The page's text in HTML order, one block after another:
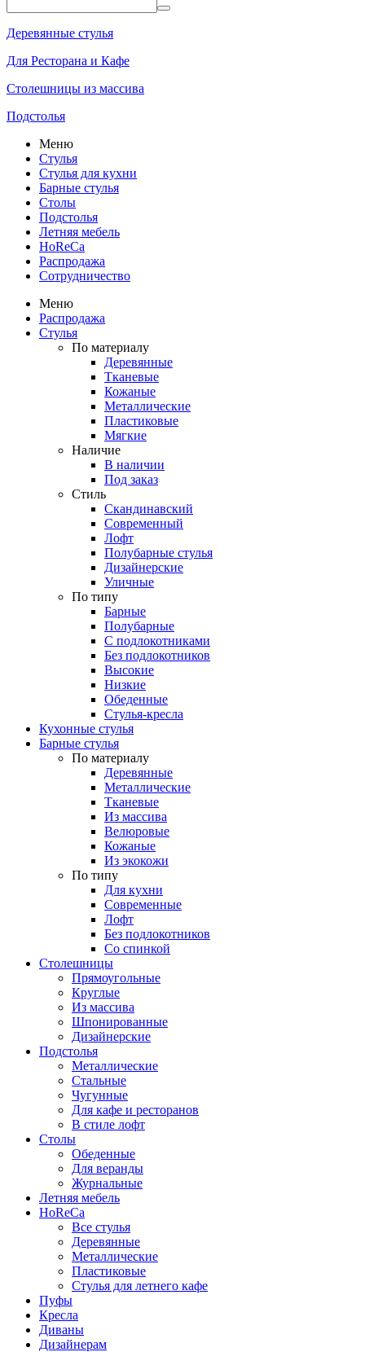
Деревянные стулья
Для Ресторана и Кафе
Столешницы из массива
Подстолья
Меню
Стулья
Стулья для кухни
Барные стулья
Столы
Подстолья
Летняя мебель
HoReCa
Распродажа
Сотрудничество
Меню
Распродажа
Стулья
По материалу
Деревянные
Тканевые
Кожаные
Металлические
Пластиковые
Мягкие
Наличие
В наличии
Под заказ
Стиль
Скандинавский
Современный
Лофт
Полубарные стулья
Дизайнерские
Уличные
По типу
Барные
Полубарные
С подлокотниками
Без подлокотников
Высокие
Низкие
Обеденные
Стулья-кресла
Кухонные стулья
Барные стулья
По материалу
Деревянные
Металлические
Тканевые
Из массива
Велюровые
Кожаные
Из экокожи
По типу
Для кухни
Современные
Лофт
Без подлокотников
Со спинкой
Столешницы
Прямоугольные
Круглые
Из массива
Шпонированные
Дизайнерские
Подстолья
Металлические
Стальные
Чугунные
Для кафе и ресторанов
В стиле лофт
Столы
Обеденные
Для веранды
Журнальные
Летняя мебель
HoReCa
Все стулья
Деревянные
Металлические
Пластиковые
Стулья для летнего кафе
Пуфы
Кресла
Диваны
Дизайнерам